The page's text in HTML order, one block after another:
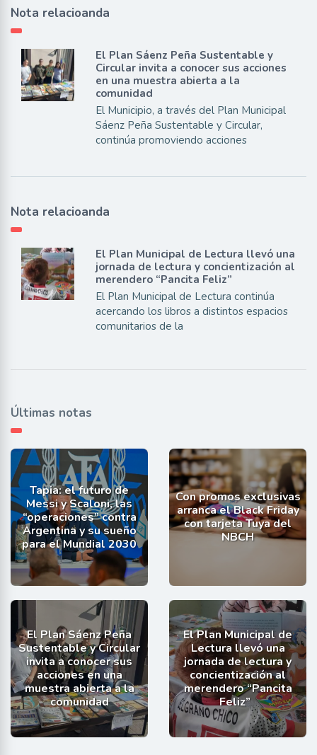
Nota relacioanda
El Plan Sáenz Peña Sustentable y
Circular invita a conocer sus acciones
en una muestra abierta a la
comunidad
El Municipio, a través del Plan Municipal
Sáenz Peña Sustentable y Circular,
continúa promoviendo acciones
Nota relacioanda
El Plan Municipal de Lectura llevó una
jornada de lectura y concientización al
merendero “Pancita Feliz”
El Plan Municipal de Lectura continúa
acercando los libros a distintos espacios
comunitarios de la
Últimas notas
Tapia: el futuro de
Messi y Scaloni, las
“operaciones” contra
Argentina y su sueño
para el Mundial 2030
Con promos exclusivas
arranca el Black Friday
con tarjeta Tuya del
NBCH
El Plan Sáenz Peña
Sustentable y Circular
invita a conocer sus
acciones en una
muestra abierta a la
comunidad
El Plan Municipal de
Lectura llevó una
jornada de lectura y
concientización al
merendero “Pancita
Feliz”